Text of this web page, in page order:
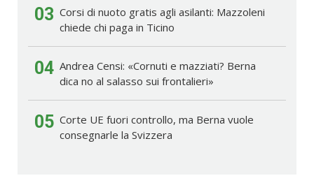
03 Corsi di nuoto gratis agli asilanti: Mazzoleni
chiede chi paga in Ticino
04 Andrea Censi: «Cornuti e mazziati? Berna
dica no al salasso sui frontalieri»
05 Corte UE fuori controllo, ma Berna vuole
consegnarle la Svizzera